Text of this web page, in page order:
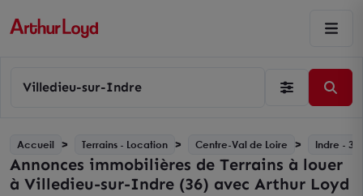
Villedieu-sur-Indre
Accueil Terrains - Location Centre-Val de Loire Indre - 36
Annonces immobilières de Terrains à louer
à Villedieu-sur-Indre (36) avec Arthur Loyd